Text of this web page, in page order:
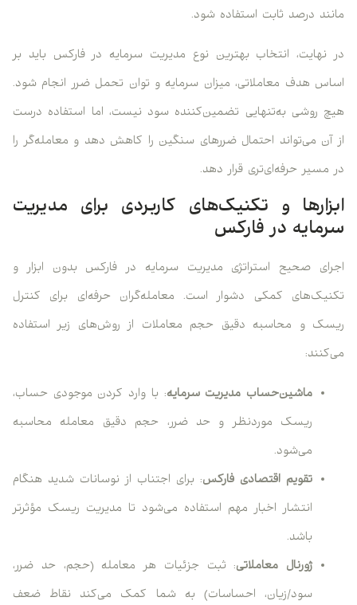
مانند درصد ثابت استفاده شود.
در نهایت، انتخاب بهترین نوع مدیریت سرمایه در فارکس باید بر
اساس هدف معاملاتی، میزان سرمایه و توان تحمل ضرر انجام شود.
هیچ روشی به‌تنهایی تضمین‌کننده سود نیست، اما استفاده درست
از آن می‌تواند احتمال ضررهای سنگین را کاهش دهد و معامله‌گر را
در مسیر حرفه‌ای‌تری قرار دهد.
ابزارها و تکنیک‌های کاربردی برای مدیریت
سرمایه در فارکس
اجرای صحیح استراتژی مدیریت سرمایه در فارکس بدون ابزار و
تکنیک‌های کمکی دشوار است. معامله‌گران حرفه‌ای برای کنترل
ریسک و محاسبه دقیق حجم معاملات از روش‌های زیر استفاده
می‌کنند:
ماشین‌حساب مدیریت سرمایه: با وارد کردن موجودی حساب،
ریسک موردنظر و حد ضرر، حجم دقیق معامله محاسبه
می‌شود.
تقویم اقتصادی فارکس: برای اجتناب از نوسانات شدید هنگام
انتشار اخبار مهم استفاده می‌شود تا مدیریت ریسک مؤثرتر
باشد.
ژورنال معاملاتی: ثبت جزئیات هر معامله (حجم، حد ضرر،
سود/زیان، احساسات) به شما کمک می‌کند نقاط ضعف